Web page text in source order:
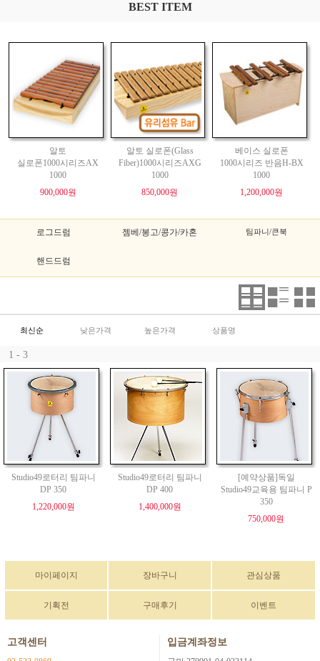
BEST ITEM
알토
실로폰1000시리즈AX
1000
900,000원
알토 실로폰(Glass
Fiber)1000시리즈AXG
1000
850,000원
베이스 실로폰
1000시리즈 반음H-BX
1000
1,200,000원
로그드럼 젬베/봉고/콩가/카혼 팀파니/큰북
핸드드럼
최신순 낮은가격 높은가격 상품명
1 - 3
Studio49로터리 팀파니
DP 350
1,220,000원
Studio49로터리 팀파니
DP 400
1,400,000원
[예약상품]독일
Studio49교육용 팀파니 P
350
750,000원
마이페이지 장바구니 관심상품
기획전 구매후기 이벤트
고객센터 입금계좌정보